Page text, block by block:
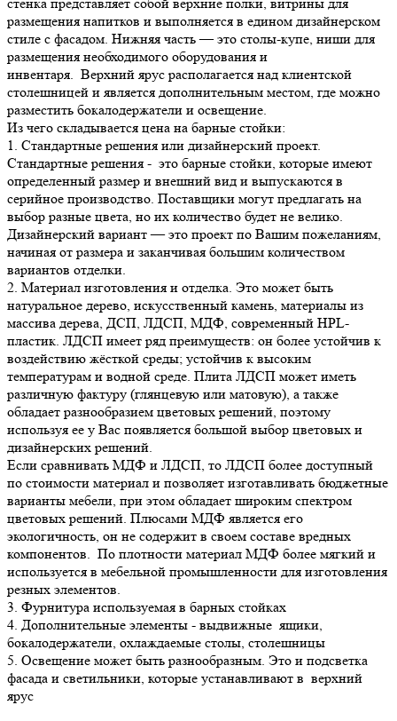
размещения напитков и выполняется в едином дизайнерском
стиле с фасадом. Нижняя часть — это столы-купе, ниши для
размещения необходимого оборудования и
инвентаря. Верхний ярус располагается над клиентской
столешницей и является дополнительным местом, где можно
разместить бокалодержатели и освещение.
Из чего складывается цена на барные стойки:
1. Стандартные решения или дизайнерский проект.
Стандартные решения - это барные стойки, которые имеют
определенный размер и внешний вид и выпускаются в
серийное производство. Поставщики могут предлагать на
выбор разные цвета, но их количество будет не велико.
Дизайнерский вариант — это проект по Вашим пожеланиям,
начиная от размера и заканчивая большим количеством
вариантов отделки.
2. Материал изготовления и отделка. Это может быть
натуральное дерево, искусственный камень, материалы из
массива дерева, ДСП, ЛДСП, МДФ, современный HPL-
пластик. ЛДСП имеет ряд преимуществ: он более устойчив к
воздействию жёсткой среды; устойчив к высоким
температурам и водной среде. Плита ЛДСП может иметь
различную фактуру (глянцевую или матовую), а также
обладает разнообразием цветовых решений, поэтому
используя ее у Вас появляется большой выбор цветовых и
дизайнерских решений.
Если сравнивать МДФ и ЛДСП, то ЛДСП более доступный
по стоимости материал и позволяет изготавливать бюджетные
варианты мебели, при этом обладает широким спектром
цветовых решений. Плюсами МДФ является его
экологичность, он не содержит в своем составе вредных
компонентов. По плотности материал МДФ более мягкий и
используется в мебельной промышленности для изготовления
резных элементов.
3. Фурнитура используемая в барных стойках
4. Дополнительные элементы - выдвижные ящики,
бокалодержатели, охлаждаемые столы, столешницы
5. Освещение может быть разнообразным. Это и подсветка
фасада и светильники, которые устанавливают в верхний
ярус